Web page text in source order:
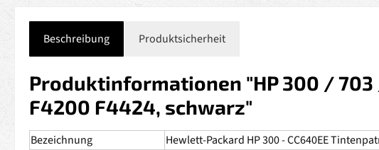
Beschreibung Produktsicherheit
Produktinformationen "HP 300 / 703
F4200 F4424, schwarz"
Bezeichnung Hewlett-Packard HP 300 - CC640EE